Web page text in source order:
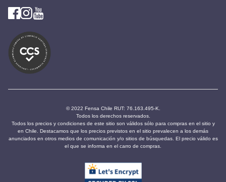
© 2022 Fensa Chile RUT: 76.163.495-K.
Todos los derechos reservados.
Todos los precios y condiciones de este sitio son válidos sólo para compras en el sitio y
en Chile. Destacamos que los precios previstos en el sitio prevalecen a los demás
anunciados en otros medios de comunicación y/o sitios de búsquedas. El precio válido es
el que se informa en el carro de compras.